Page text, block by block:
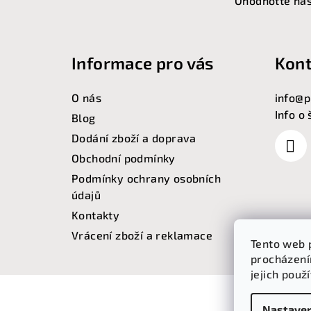
Tento web
jejich
Informace pro vás
O nás
Blog
Dodání zboží a doprava
Obchodní podmínky
Podmínky ochrany osobních
údajů
Kontakty
Vrácení zboží a reklamace
info@
Info o